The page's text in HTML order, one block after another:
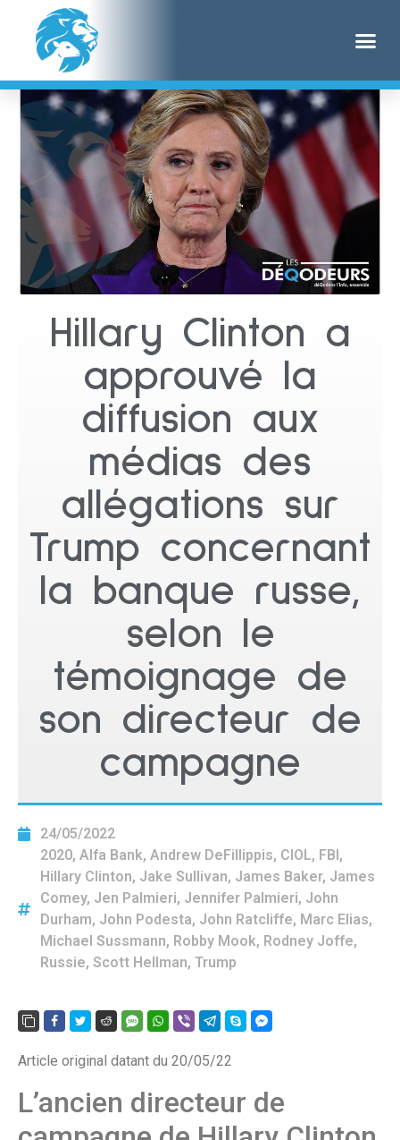
Hillary Clinton a
approuvé la
diffusion aux
médias des
allégations sur
Trump concernant
la banque russe,
selon le
témoignage de
son directeur de
campagne
24/05/2022
2020, Alfa Bank, Andrew DeFillippis, CIOL, FBI ,
Hillary Clinton, Jake Sullivan, James Baker, James
Comey, Jen Palmieri, Jennifer Palmieri, John
Durham, John Podesta, John Ratcliffe, Marc Elias,
Michael Sussmann, Robby Mook, Rodney Joffe,
Russie, Scott Hellman, Trump
Article original datant du 20/05/22
L’ancien directeur de